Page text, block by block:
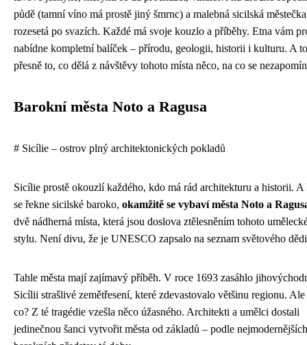
půdě (tamní víno má prostě jiný šmrnc) a malebná sicilská městečka
rozesetá po svazích. Každé má svoje kouzlo a příběhy. Etna vám
nabídne kompletní balíček – přírodu, geologii, historii i kulturu. A
přesně to, co dělá z návštěvy tohoto místa něco, na co se
Barokní města Noto a Ragusa
# Sicílie – ostrov plný architektonických pokladů
Sicílie prostě okouzlí každého, kdo má rád architekturu a historii. A
se řekne sicilské baroko, okamžitě se vybaví města Noto a
dvě nádherná místa, která jsou doslova ztělesněním tohoto
stylu. Není divu, že je UNESCO zapsalo na seznam světového
Tahle města mají zajímavý příběh. V roce 1693 zasáhlo
Sicílii strašlivé zemětřesení, které zdevastovalo většinu regionu.
co? Z té tragédie vzešla něco úžasného. Architekti a umělci dostali
jedinečnou šanci vytvořit města od základů – podle nejmodernějších